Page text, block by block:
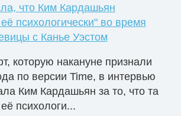
что Ким Кардашьян
психологически" во время
с Канье Уэстом
которую накануне признали
по версии Time, в интервью
Ким Кардашьян за то, что та
психологи...